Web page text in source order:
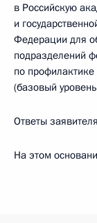
в Российскую
и
Федерации для
подразделений
по
(базовый
Ответы
На этом